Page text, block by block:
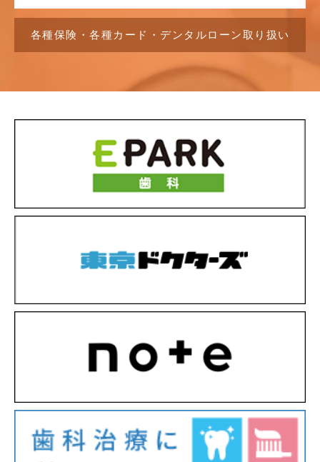
各種保険・各種カード・デンタルローン取り扱い